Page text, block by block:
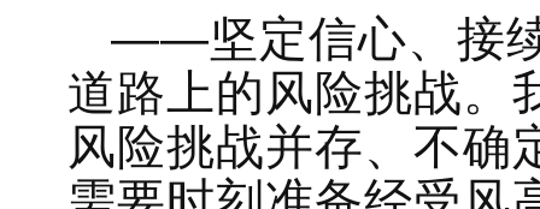
——坚定信心、接
道路上的风险挑战。
风险挑战并存、不确